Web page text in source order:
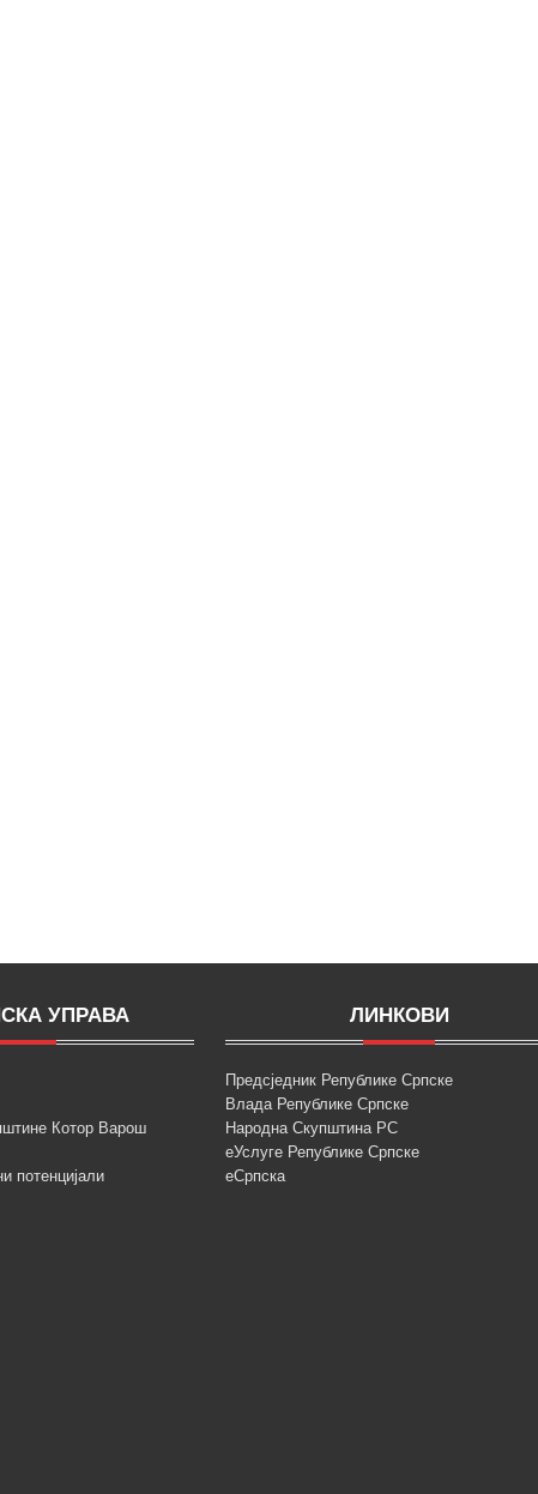
УПРАВА
Котор Варош
потенцијали
ЛИНКОВИ
Предсједник Републике Српске
Влада Републике Српске
Народна Скупштина РС
еУслуге Републике Српске
еСрпска